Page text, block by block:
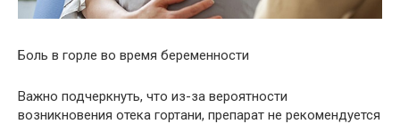
Боль в горле во время беременности
Важно подчеркнуть, что из-за вероятности
возникновения отека гортани, препарат не рекомендуется